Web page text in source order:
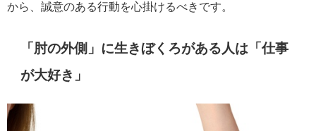
から、誠意のある行動を心掛けるべきです。
「肘の外側」に生きぼくろがある人は「仕事
が大好き」